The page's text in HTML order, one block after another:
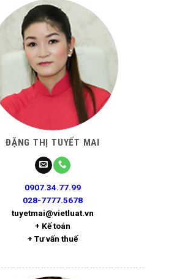
ĐẶNG THỊ TUYẾT MAI
0907.34.77.99
028-7777.5678
tuyetmai@vietluat.vn
+ Kế toán
+ Tư vấn thuế